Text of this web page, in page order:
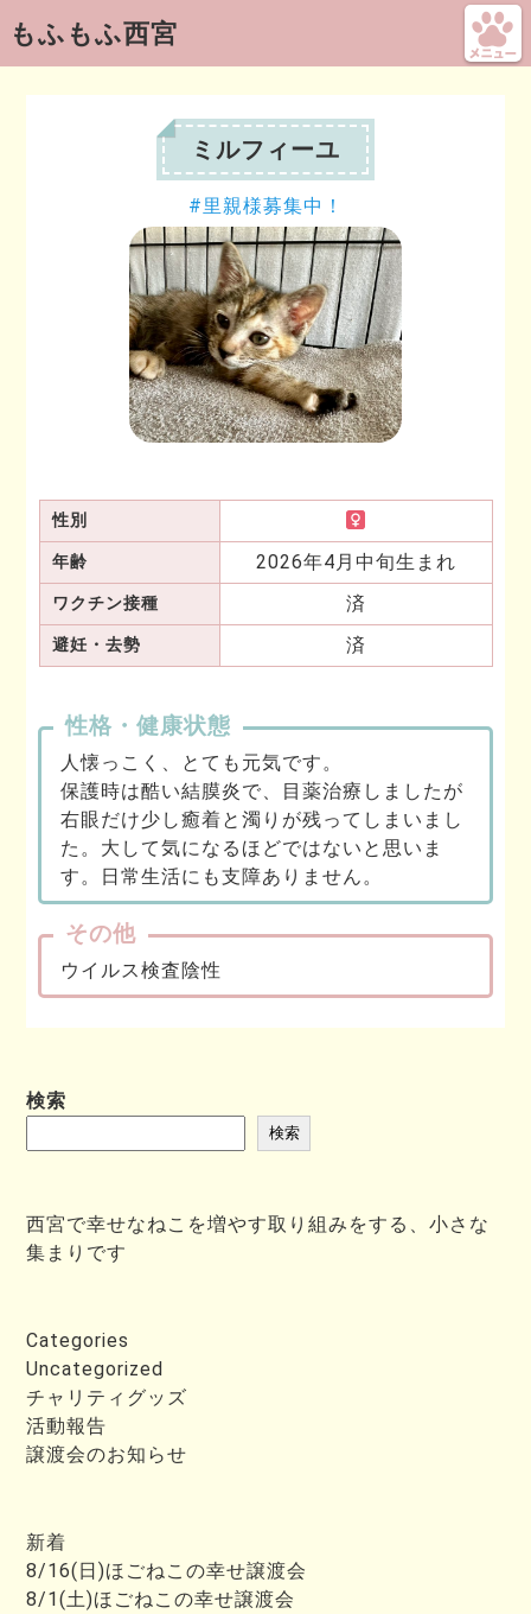
もふもふ西宮
ミルフィーユ
里親様募集中！
性別
年齢 2026年4月中旬生まれ
ワクチン接種 済
避妊・去勢 済
性格・健康状態
人懐っこく、とても元気です。
保護時は酷い結膜炎で、目薬治療しましたが
右眼だけ少し癒着と濁りが残ってしまいまし
た。大して気になるほどではないと思いま
す。日常生活にも支障ありません。
その他
ウイルス検査陰性
検索
検索
西宮で幸せなねこを増やす取り組みをする、小さな
集まりです
Categories
Uncategorized
チャリティグッズ
活動報告
譲渡会のお知らせ
新着
8/16(日)ほごねこの幸せ譲渡会
8/1(土)ほごねこの幸せ譲渡会